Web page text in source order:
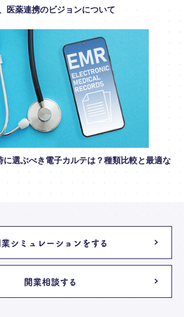
医薬連携のビジョンについて
に選ぶべき電子カルテは？種類比較と最適な
シミュレーションをする
開業相談する